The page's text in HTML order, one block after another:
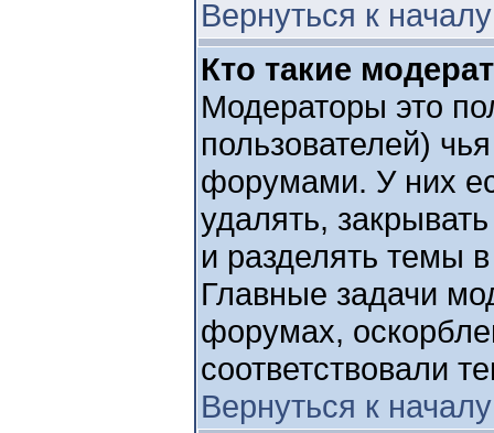
Вернуться к началу
Кто такие
Модераторы это
пользователей)
форумами. У них
удалять,
и разделять темы
Главные задачи
форумах,
соответствовали
Вернуться к началу